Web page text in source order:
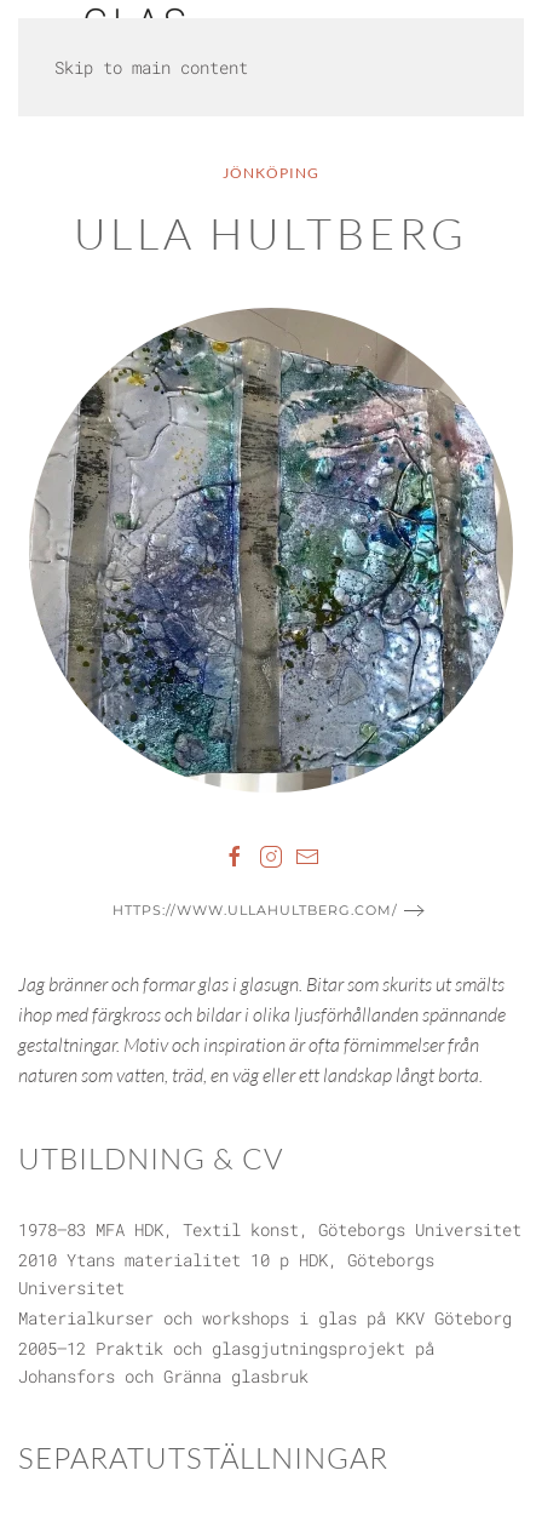
Skip to main content
JÖNKÖPING
ULLA HULTBERG
HTTPS://WWW.ULLAHULTBERG.COM/
Jag bränner och formar glas i glasugn. Bitar som skurits ut smälts
ihop med färgkross och bildar i olika ljusförhållanden spännande
gestaltningar. Motiv och inspiration är ofta förnimmelser från
naturen som vatten, träd, en väg eller ett landskap långt borta.
UTBILDNING & CV
1978–83 MFA HDK, Textil konst, Göteborgs Universitet
2010 Ytans materialitet 10 p HDK, Göteborgs
Universitet
Materialkurser och workshops i glas på KKV Göteborg
2005–12 Praktik och glasgjutningsprojekt på
Johansfors och Gränna glasbruk
SEPARATUTSTÄLLNINGAR